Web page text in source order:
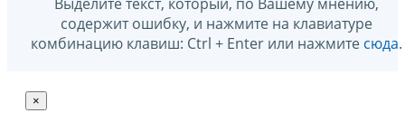
содержит ошибку, и нажмите на клавиатуре
комбинацию клавиш: Ctrl + Enter или нажмите сюда.
×